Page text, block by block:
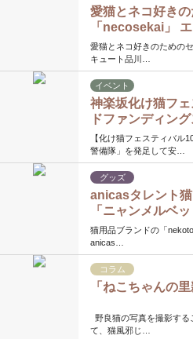
愛猫とネコ好き
「necosekai」
Style」内に期間
愛猫とネコ好きのための
キュート品川…
イベント
神楽坂化け猫フ
ドファンディン
【化け猫フェスティバル
警備隊」を発足して安…
グッズ
anicasタレント猫
「ニャンメルベッ
猫用品ブランドの「
anicas…
コラム
「ねこちゃんの里
野良猫の写真を撮影す
て、猫風邪じ…